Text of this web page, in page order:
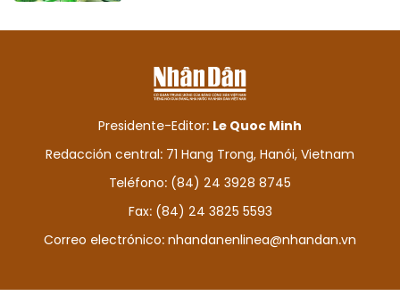
Presidente-Editor: Le Quoc Minh
Redacción central: 71 Hang Trong, Hanói, Vietnam
Teléfono: (84) 24 3928 8745
Fax: (84) 24 3825 5593
Correo electrónico: nhandanenlinea@nhandan.vn